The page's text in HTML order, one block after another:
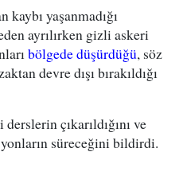
kaybı yaşanmadığı
ayrılırken gizli askeri
bölgede düşürdüğü, söz
devre dışı bırakıldığı
çıkarıldığını ve
süreceğini bildirdi.